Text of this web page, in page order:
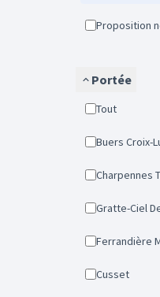
Proposition
Portée
Tout
Buers Croix-
Charpennes
Gratte-Ciel
Ferrandière
Cusset